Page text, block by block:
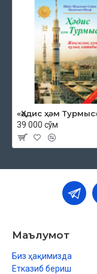
39 000 сўм
Маълумот
Биз ҳақимизда
Етказиб бериш